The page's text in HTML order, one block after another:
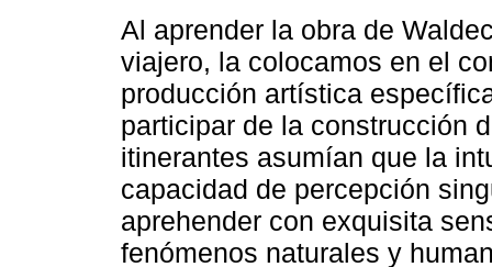
Al aprender la obra de
viajero, la colocamos en el
producción artística
participar de la construcción
itinerantes asumían que la
capacidad de percepción
aprehender con exquisita
fenómenos naturales y